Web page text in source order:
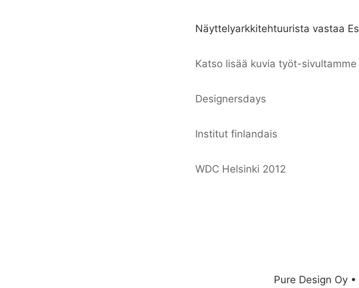
Näyttelyarkkitehtuurista vastaa
Katso lisää kuvia työt-sivultamme
Designersdays
Institut finlandais
WDC Helsinki 2012
Pure Design Oy